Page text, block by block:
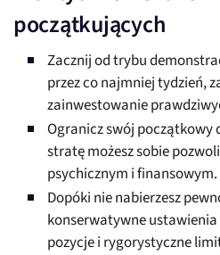
początkujących
Zacznij od trybu
przez co najmniej tydzień,
zainwestowanie
Ogranicz swój początkowy
stratę możesz sobie
psychicznym i finansowym.
Dopóki nie nabierzesz
konserwatywne
pozycje i rygorystyczne